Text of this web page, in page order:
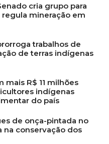
cria grupo para
mineração em
trabalhos de
de terras indígenas
mais R$ 11 milhões
indígenas
do país
de onça-pintada no
na conservação dos